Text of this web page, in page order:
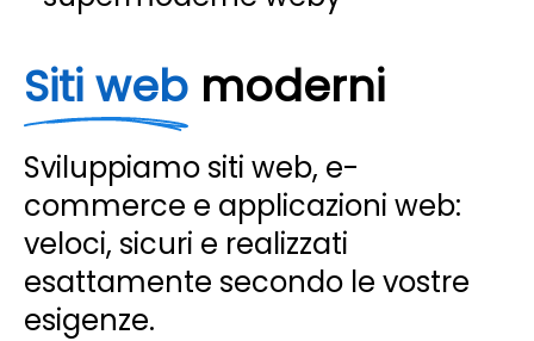
Siti web moderni
Sviluppiamo siti web, e-
commerce e applicazioni web:
veloci, sicuri e realizzati
esattamente secondo le vostre
esigenze.